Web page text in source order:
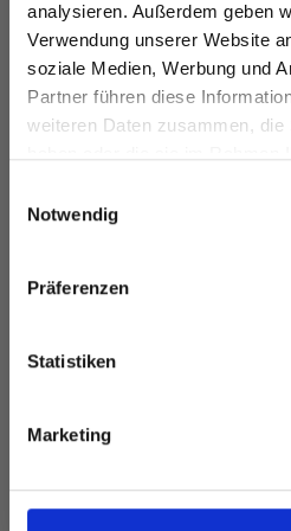
analysieren. Außerdem geben
Verwendung unserer Website
soziale Medien, Werbung und
Partner führen diese
weiteren Daten zusammen, die
Notwendig
Präferenzen
Statistiken
Marketing
MERINO
Spare
und erhalte